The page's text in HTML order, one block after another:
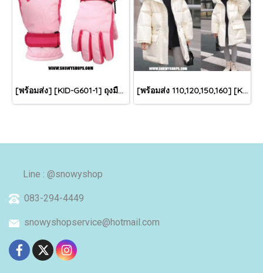
[พร้อมส่ง] [KID-G601-1] ถุงมือกันหนาวเด็กสีชมพูอ่อน ซับขนด้านใน ใส่กันหนาวเล่นหิมะได้ (เหมาะสำหรับเด็ก 3-5ขวบ) [พร้อมส่ง 110,120,150,160] [KID-C5040-2] เสื้อโค้ทกันหนาวเด็กขนเป็ดสีขาว แขนยาว มีกระเป๋าสองข้าง แบบซิปด้านหน้า หมวกฮู้ดติดเฟอร์ฟรุ้งฟริ้งใส่ติดลบกันหนาว เล่นหิมะได้ค่ะ
Line : @snowyshop
083-294-4449
snowyshopservice@hotmail.com